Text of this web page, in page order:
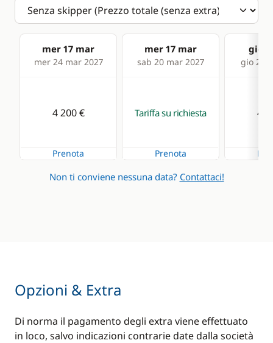
Cockpit table
Electric winch
Electric Windlass
Swimming ladder
Solar Panel
Watermaker
WC elettrico
mer 17 mar
mer 24 mar 2027
mer 17 mar
sab 20 mar 2027
gio
gio 25
4 200 €
Prenota
Tariffa su richiesta
Prenota
4
Non ti conviene nessuna data? Contattaci!
Opzioni & Extra
Di norma il pagamento degli extra viene effettuato
in loco, salvo indicazioni contrarie date dalla società